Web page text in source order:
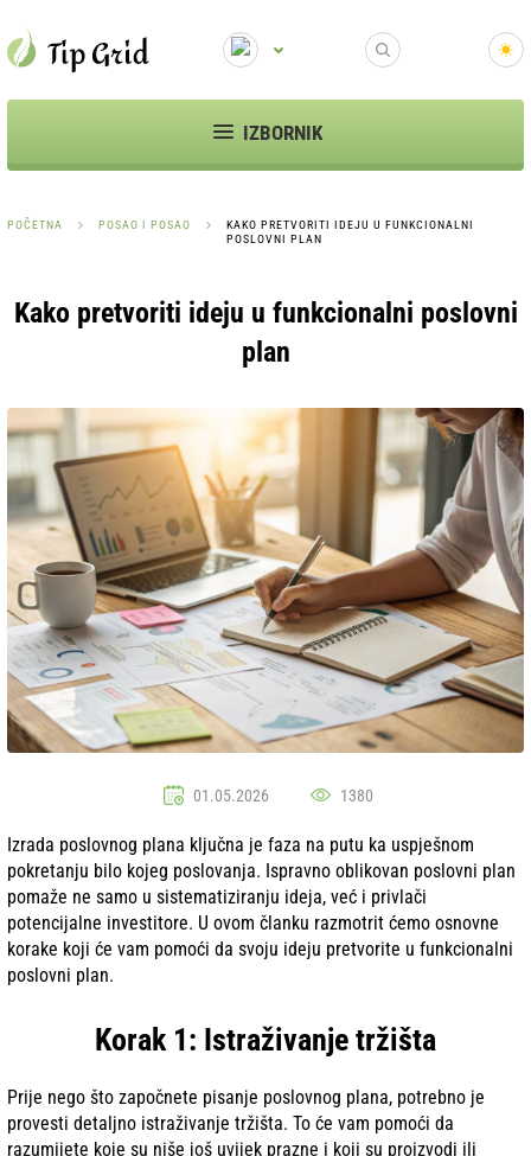
IZBORNIK
POČETNA POSAO I POSAO
KAKO PRETVORITI IDEJU U FUNKCIONALNI
POSLOVNI PLAN
Kako pretvoriti ideju u funkcionalni poslovni
plan
01.05.2026 1380
Izrada poslovnog plana ključna je faza na putu ka uspješnom
pokretanju bilo kojeg poslovanja. Ispravno oblikovan poslovni plan
pomaže ne samo u sistematiziranju ideja, već i privlači
potencijalne investitore. U ovom članku razmotrit ćemo osnovne
korake koji će vam pomoći da svoju ideju pretvorite u funkcionalni
poslovni plan.
Korak 1: Istraživanje tržišta
Prije nego što započnete pisanje poslovnog plana, potrebno je
provesti detaljno istraživanje tržišta. To će vam pomoći da
razumijete koje su niše još uvijek prazne i koji su proizvodi ili